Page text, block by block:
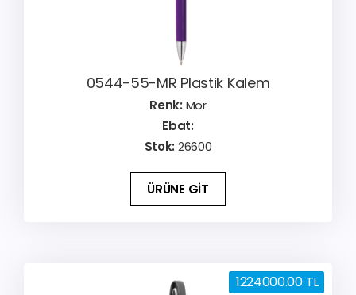
0544-55-MR Plastik Kalem
Renk: Mor
Ebat:
Stok: 26600
ÜRÜNE GİT
1224000.00 TL